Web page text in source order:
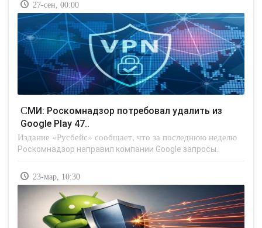
27-сен, 00:00
СМИ: Роскомнадзор потребовал удалить из
Google Play 47..
Издание «Русбейс» сообщает, что за последнюю неделю
Роскомнадзор направил компании Google запросы..
23-мар, 10:30